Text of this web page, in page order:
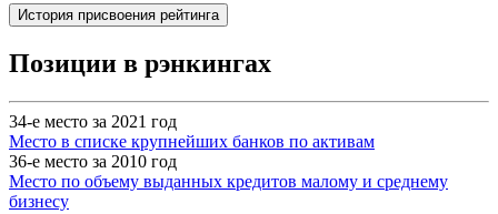
История присвоения рейтинга
Позиции в рэнкингах
34-е место за 2021 год
Место в списке крупнейших банков по активам
36-е место за 2010 год
Место по объему выданных кредитов малому и среднему
бизнесу